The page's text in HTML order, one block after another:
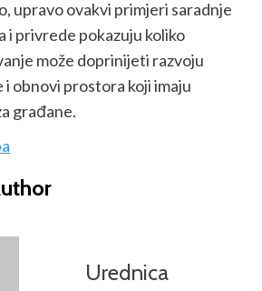
upravo ovakvi primjeri saradnje
i privrede pokazuju koliko
može doprinijeti razvoju
i obnovi prostora koji imaju
građane.
Urednica